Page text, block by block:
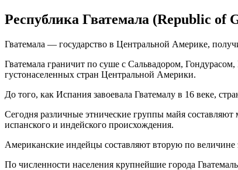
Республика Гватемала (Republic of
Гватемала — государство в Центральной Америке,
Гватемала граничит по суше с Сальвадором,
густонаселенных стран Центральной Америки.
До того, как Испания завоевала Гватемалу в 16 веке,
Сегодня различные этнические группы майя
испанского и индейского происхождения.
Американские индейцы составляют вторую по
По численности населения крупнейшие города